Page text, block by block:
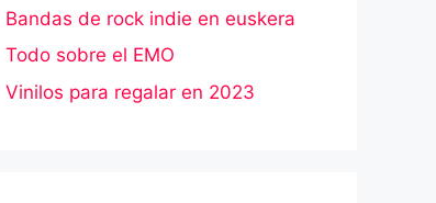
Bandas de rock indie en euskera
Todo sobre el EMO
Vinilos para regalar en 2023